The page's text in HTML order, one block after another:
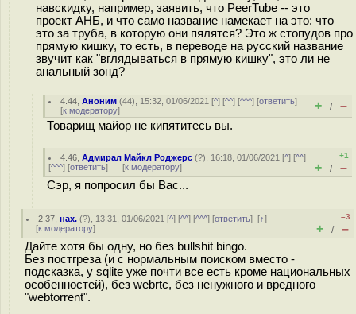
навскидку, например, заявить, что PeerTube -- это
проект АНБ, и что само название намекает на это: что
это за труба, в которую они пялятся? Это ж стопудов про
прямую кишку, то есть, в переводе на русский название
звучит как "вглядываться в прямую кишку", это ли не
анальный зонд?
4.44 ,Аноним (44), 15:32, 01/06/2021 [^] [^^] [^^^] [ответить]
[к модератору] + / –
Товарищ майор не кипятитесь вы.
4.46 ,Адмирал Майкл Роджерс (?), 16:18, 01/06/2021 [^] [^^]
[^^^] [ответить] [к модератору]
+1
+ / –
Сэр, я попросил бы Вас...
2.37 ,нах. (?), 13:31, 01/06/2021 [^] [^^] [^^^] [ответить][↑]
[к модератору]
–3
+ / –
Дайте хотя бы одну, но без bullshit bingo.
Без постгреза (и с нормальным поиском вместо -
подсказка, у sqlite уже почти все есть кроме национальных
особенностей), без webrtc, без ненужного и вредного
"webtorrent".